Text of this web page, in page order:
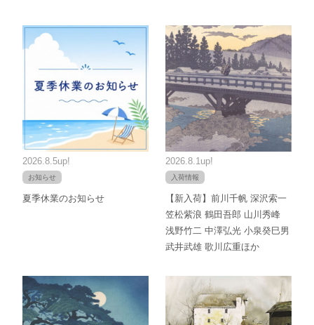
2026.8.5up!
お知らせ
夏季休業のお知らせ
2026.8.1up!
入荷情報
【新入荷】前川千帆 深沢索一
笠松紫浪 鶴田吾郎 山川秀峰
浅野竹二 中澤弘光 小泉癸巳男
武井武雄 歌川広重ほか